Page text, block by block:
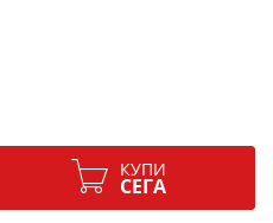
КУПИ
СЕГА